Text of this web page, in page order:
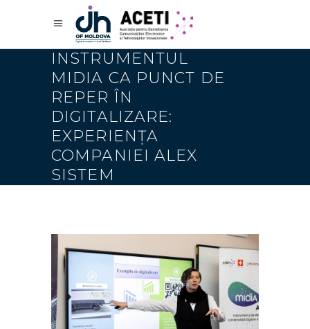
INSTRUMENTUL
MIDIA CA PUNCT DE
REPER ÎN
DIGITALIZARE:
EXPERIENȚA
COMPANIEI ALEX
SISTEM